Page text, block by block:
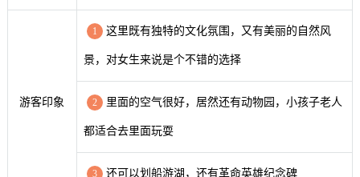
游客印象
1 这里既有独特的文化氛围，又有美丽的自然风
景，对女生来说是个不错的选择
2 里面的空气很好，居然还有动物园，小孩子老人
都适合去里面玩耍
3 还可以划船游湖，还有革命英雄纪念碑